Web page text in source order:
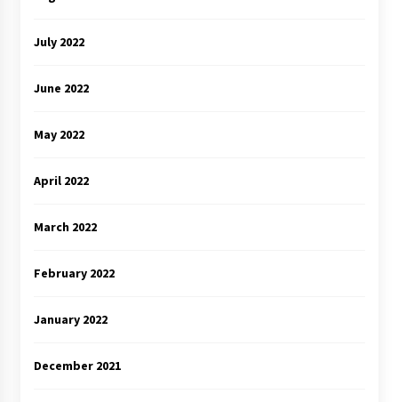
July 2022
June 2022
May 2022
April 2022
March 2022
February 2022
January 2022
December 2021